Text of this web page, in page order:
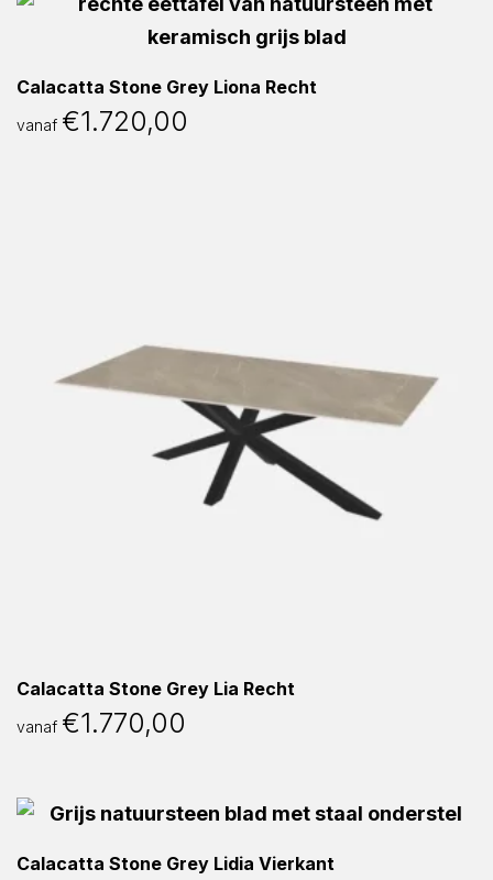
Calacatta Stone Grey Liona Recht
vanaf €1.720,00
Calacatta Stone Grey Lia Recht
vanaf €1.770,00
Calacatta Stone Grey Lidia Vierkant